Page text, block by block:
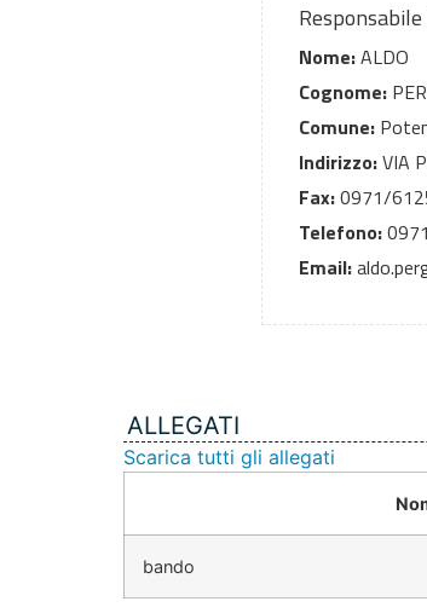
Nome:ALDO
Cognome:
Comune:
Indirizzo:VIA
Fax:0971/
Telefono:
Email:
ALLEGATI
Scarica tutti gli allegati
bando